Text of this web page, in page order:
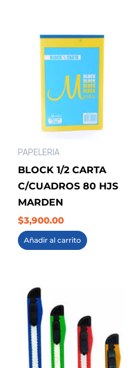
PAPELERIA
BLOCK 1/2 CARTA
C/CUADROS 80 HJS
MARDEN
$3,900.00
Añadir al carrito